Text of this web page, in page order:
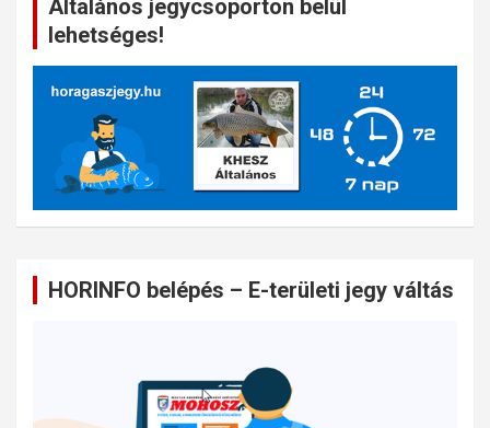
Általános jegycsoporton belül
lehetséges!
HORINFO belépés – E-területi jegy váltás